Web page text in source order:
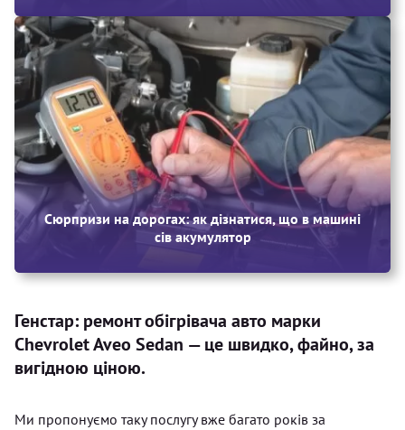
Сюрпризи на дорогах: як дізнатися, що в машині
сів акумулятор
Генстар: ремонт обігрівача авто марки
Chevrolet Aveo Sedan — це швидко, файно, за
вигідною ціною.
Ми пропонуємо таку послугу вже багато років за